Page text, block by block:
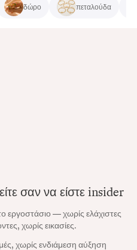
δώρο πεταλούδα
σαν να είστε insider
εργοστάσιο — χωρίς ελάχιστες
χωρίς εικασίες.
χωρίς ενδιάμεση αύξηση